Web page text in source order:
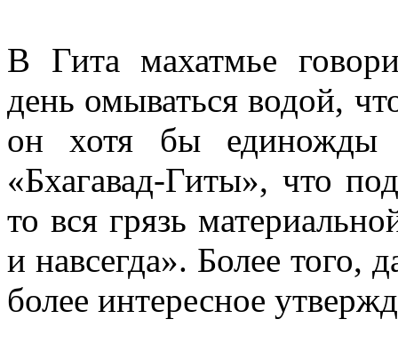
В Гита махатмье
день омываться водой,
он хотя бы единожды
«Бхагавад-Гиты», что
то вся грязь
и навсегда». Более
более интересное